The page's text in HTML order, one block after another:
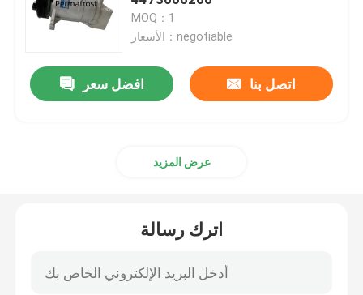
صمام التحكم في ضاغط التيار المتردد
MOQ：1
الأسعار：negotiable
افضل سعر اتصل بنا
عرض المزيد
اترك رسالة